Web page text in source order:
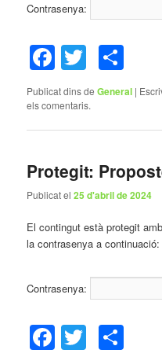
Contrasenya:
Facebook
Twitter
Publicat dins de General |
els comentaris.
Protegit:
Publicat el25 d'abril de 2024
El contingut està protegit
la contrasenya a continuació:
Contrasenya:
Facebook
Twitter